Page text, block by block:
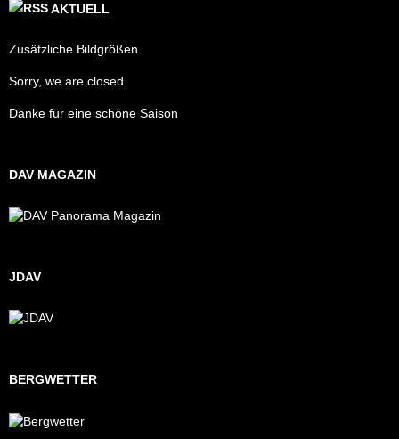
AKTUELL
Zusätzliche Bildgrößen
Sorry, we are closed
Danke für eine schöne Saison
DAV MAGAZIN
JDAV
BERGWETTER